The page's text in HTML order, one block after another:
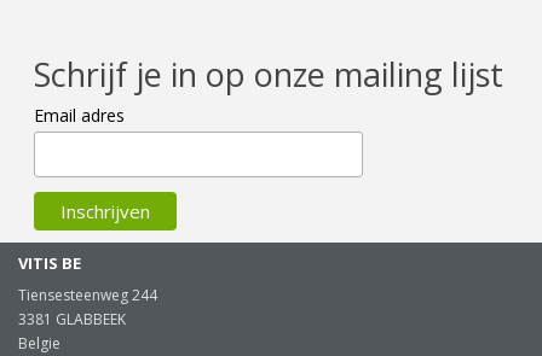
Schrijf je in op onze mailing lijst
Email adres
VITIS BE
Tiensesteenweg 244
3381 GLABBEEK
Belgie